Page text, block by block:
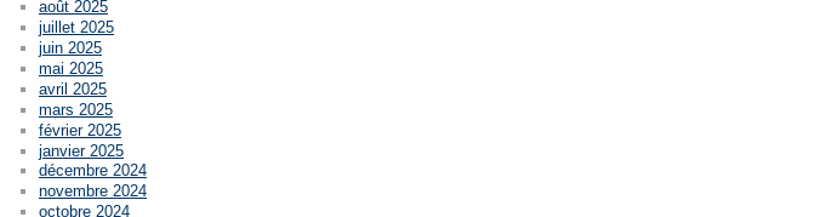
août 2025
juillet 2025
juin 2025
mai 2025
avril 2025
mars 2025
février 2025
janvier 2025
décembre 2024
novembre 2024
octobre 2024